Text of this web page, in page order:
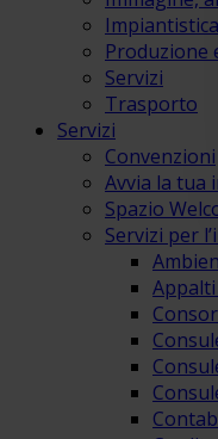
Impiantistica
Servizi
Trasporto
Servizi
Convenzioni
Avvia la tua
Spazio
Servizi per